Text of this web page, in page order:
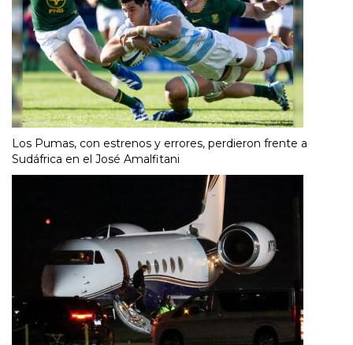
Los Pumas, con estrenos y errores, perdieron frente a
Sudáfrica en el José Amalfitani